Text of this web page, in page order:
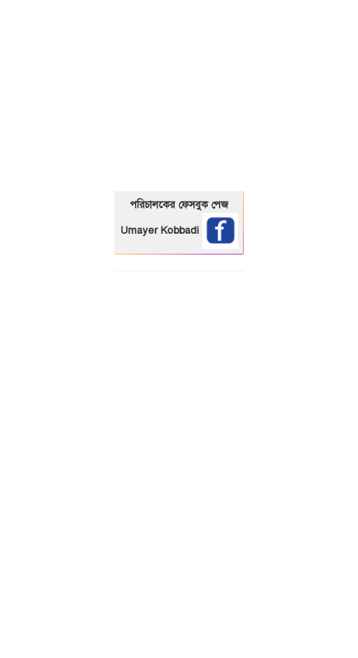
পরিচালকের ফেসবুক পেজ
Umayer Kobbadi